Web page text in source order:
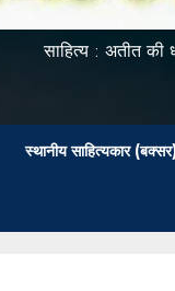
साहित्य : अतीत की
स्थानीय साहित्यकार